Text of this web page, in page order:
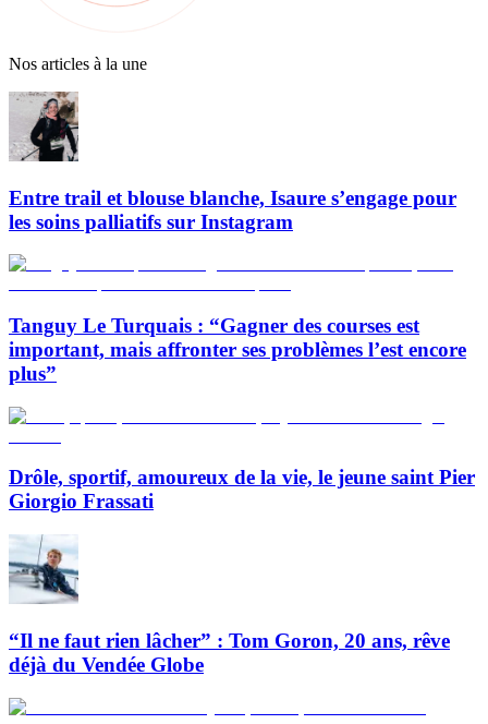
Nos articles à la une
Entre trail et blouse blanche, Isaure s’engage pour
les soins palliatifs sur Instagram
Tanguy Le Turquais : “Gagner des courses est
important, mais affronter ses problèmes l’est encore
plus”
Drôle, sportif, amoureux de la vie, le jeune saint Pier
Giorgio Frassati
“Il ne faut rien lâcher” : Tom Goron, 20 ans, rêve
déjà du Vendée Globe